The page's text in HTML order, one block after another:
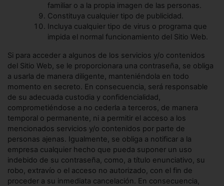
familiar o a la propia imagen de las personas.
Constituya cualquier tipo de publicidad.
Incluya cualquier tipo de virus o programa que
impida el normal funcionamiento del Sitio Web.
Si para acceder a algunos de los servicios y/o contenidos
del Sitio Web, se le proporcionara una contraseña, se obliga
a usarla de manera diligente, manteniéndola en todo
momento en secreto. En consecuencia, será responsable
de su adecuada custodia y confidencialidad,
comprometiéndose a no cederla a terceros, de manera
temporal o permanente, ni a permitir el acceso a los
mencionados servicios y/o contenidos por parte de
personas ajenas. Igualmente, se obliga a notificar a la
empresa cualquier hecho que pueda suponer un uso
indebido de su contraseña, como, a título enunciativo, su
robo, extravío o el acceso no autorizado, con el fin de
proceder a su inmediata cancelación. En consecuencia,